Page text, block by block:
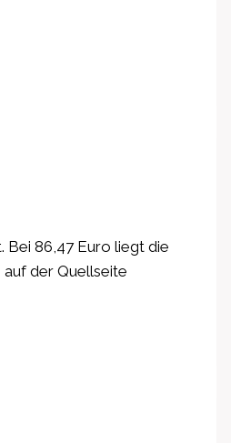
Bei 86,47 Euro liegt die
der Quellseite